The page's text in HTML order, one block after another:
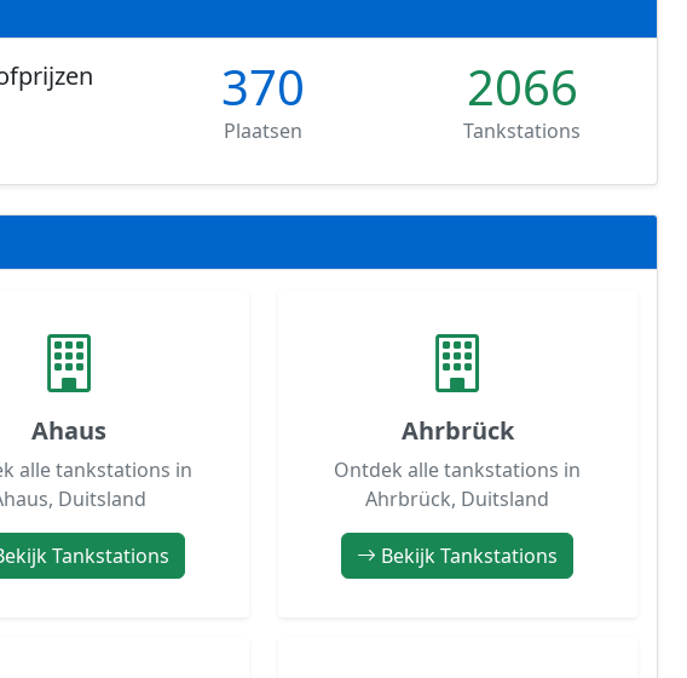
370
Plaatsen
2066
Tankstations
Ahaus
alle tankstations in
Duitsland
Tankstations
Ahrbrück
Ontdek alle tankstations in
Ahrbrück, Duitsland
Bekijk Tankstations